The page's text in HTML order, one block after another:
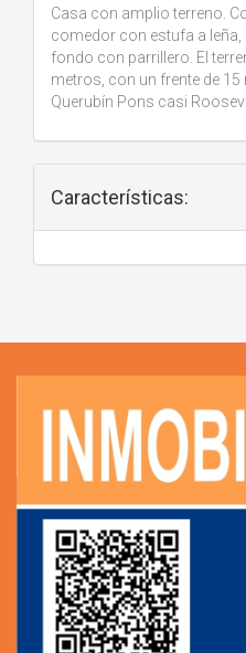
Casa con amplio terreno.
comedor con estufa a
fondo con parrillero. El
metros, con un frente de
Querubín Pons casi
Características: